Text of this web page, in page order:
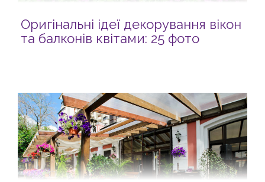
Оригінальні ідеї декорування вікон
та балконів квітами: 25 фото